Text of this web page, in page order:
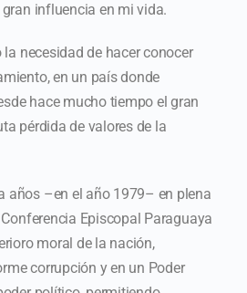
influencia en mi vida.
necesidad de hacer conocer
en un país donde
hace mucho tiempo el gran
pérdida de valores de la
años –en el año 1979– en plena
Episcopal Paraguaya
moral de la nación,
corrupción y en un Poder